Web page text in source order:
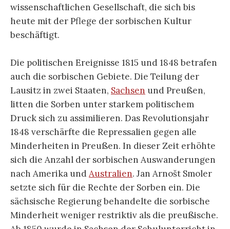
wissenschaftlichen Gesellschaft, die sich bis
heute mit der Pflege der sorbischen Kultur
beschäftigt.
Die politischen Ereignisse 1815 und 1848 betrafen
auch die sorbischen Gebiete. Die Teilung der
Lausitz in zwei Staaten, Sachsen und Preußen,
litten die Sorben unter starkem politischem
Druck sich zu assimilieren. Das Revolutionsjahr
1848 verschärfte die Repressalien gegen alle
Minderheiten in Preußen. In dieser Zeit erhöhte
sich die Anzahl der sorbischen Auswanderungen
nach Amerika undAustralien. Jan Arnošt Smoler
setzte sich für die Rechte der Sorben ein. Die
sächsische Regierung behandelte die sorbische
Minderheit weniger restriktiv als die preußische.